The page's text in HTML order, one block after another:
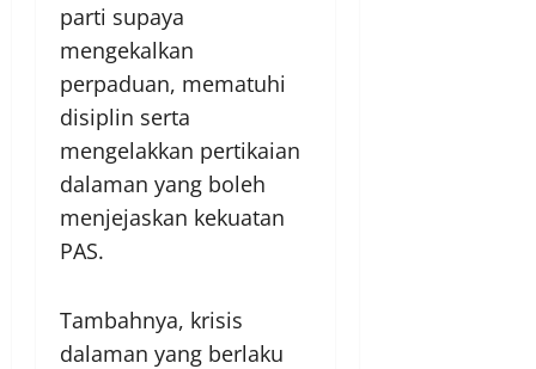
parti supaya
mengekalkan
perpaduan, mematuhi
disiplin serta
mengelakkan pertikaian
dalaman yang boleh
menjejaskan kekuatan
PAS.
Tambahnya, krisis
dalaman yang berlaku